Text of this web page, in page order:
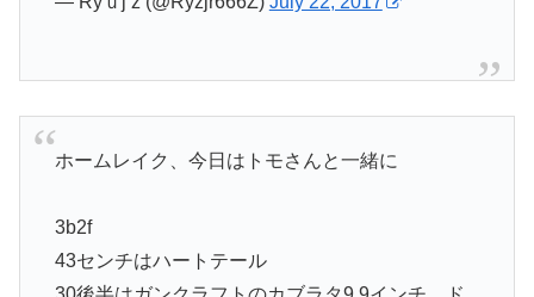
ホームレイク、今日はトモさんと一緒に
3b2f
43センチはハートテール